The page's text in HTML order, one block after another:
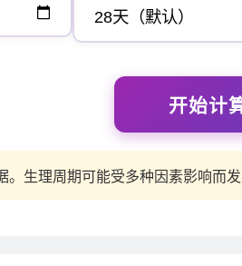
开始计
生理周期可能受多种因素影响而